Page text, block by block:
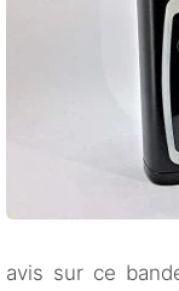
avis sur ce